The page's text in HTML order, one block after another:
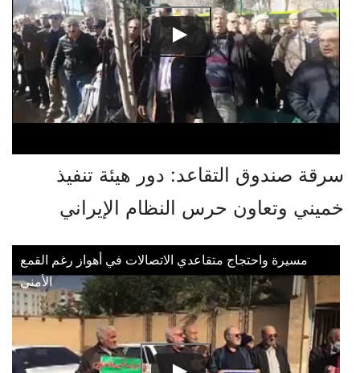
سرقة صندوق التقاعد: دور هيئة تنفيذ
خميني وتعاون حرس النظام الإيراني
مسيرة واحتجاج متقاعدي الاتصالات في أهواز رغم القمع
الأمني